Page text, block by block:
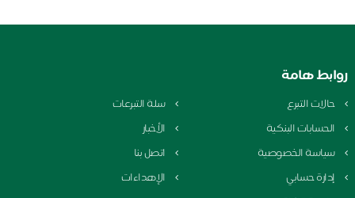
هامة
التبرع
سلة التبرعات
البنكية
الأخبار
الخصوصية
اتصل بنا
حسابي
الإهداءات